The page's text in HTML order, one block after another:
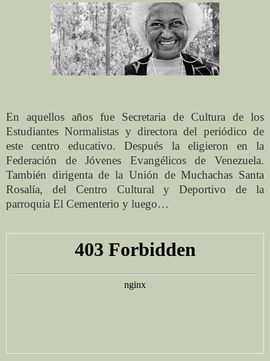
En aquellos años fue Secretaria de Cultura de los
Estudiantes Normalistas y directora del periódico de
este centro educativo. Después la eligieron en la
Federación de Jóvenes Evangélicos de Venezuela.
También dirigenta de la Unión de Muchachas Santa
Rosalía, del Centro Cultural y Deportivo de la
parroquia El Cementerio y luego…